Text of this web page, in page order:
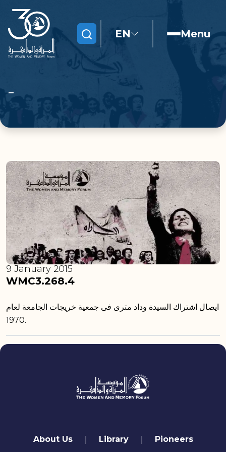
Search EN Menu
WMC3.268.4
9 January 2015
ايصال اشتراك السيدة وداد مترى فى جمعية خريجات الجامعة لعام
1970.
quick links
About Us Library Pioneers